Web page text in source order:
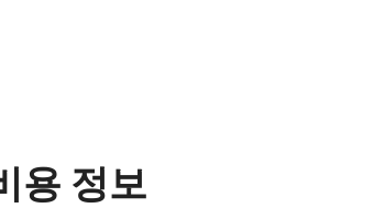
용 정보